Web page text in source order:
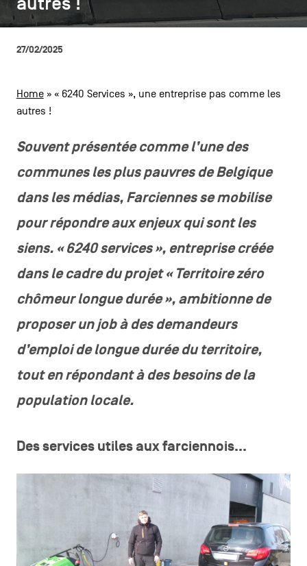
secondaire
POLITIQUE VIE PRIVÉE
InstagramYoutubeLinkedIn
FR NL EN
27/02/2025
Home» « 6240 Services », une entreprise pas comme les
autres !
Souvent présentée comme l’une des
communes les plus pauvres de Belgique
dans les médias, Farciennes se mobilise
pour répondre aux enjeux qui sont les
siens. « 6240 services », entreprise créée
dans le cadre du projet « Territoire zéro
chômeur longue durée », ambitionne de
proposer un job à des demandeurs
d’emploi de longue durée du territoire,
tout en répondant à des besoins de la
population locale.
Des services utiles aux farciennois…